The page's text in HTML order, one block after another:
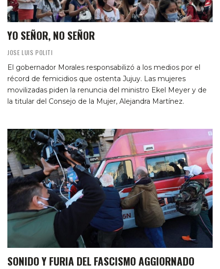
YO SEÑOR, NO SEÑOR
JOSE LUIS POLITI
El gobernador Morales responsabilizó a los medios por el
récord de femicidios que ostenta Jujuy. Las mujeres
movilizadas piden la renuncia del ministro Ekel Meyer y de
la titular del Consejo de la Mujer, Alejandra Martínez.
SONIDO Y FURIA DEL FASCISMO AGGIORNADO